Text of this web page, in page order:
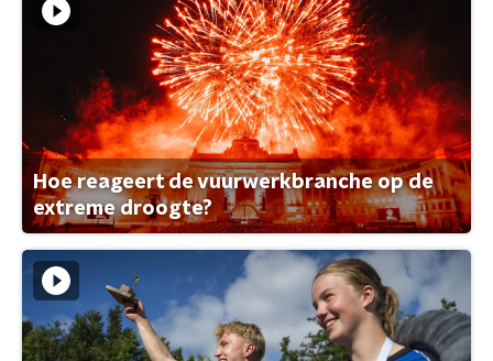
Hoe reageert de vuurwerkbranche op de
extreme droogte?